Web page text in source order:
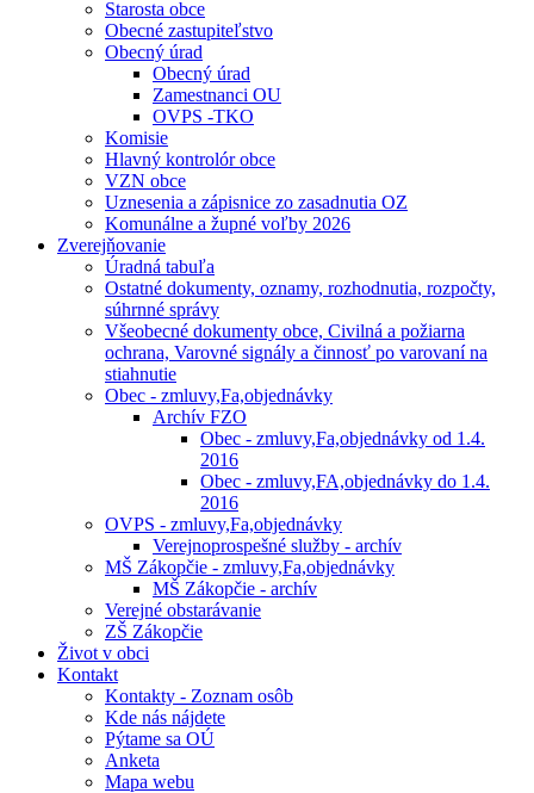
Starosta obce
Obecné zastupiteľstvo
Obecný úrad
Obecný úrad
Zamestnanci OU
OVPS -TKO
Komisie
Hlavný kontrolór obce
VZN obce
Uznesenia a zápisnice zo zasadnutia OZ
Komunálne a župné voľby 2026
Zverejňovanie
Úradná tabuľa
Ostatné dokumenty, oznamy, rozhodnutia, rozpočty,
súhrnné správy
Všeobecné dokumenty obce, Civilná a požiarna
ochrana, Varovné signály a činnosť po varovaní na
stiahnutie
Obec - zmluvy,Fa,objednávky
Archív FZO
Obec - zmluvy,Fa,objednávky od 1.4.
2016
Obec - zmluvy,FA,objednávky do 1.4.
2016
OVPS - zmluvy,Fa,objednávky
Verejnoprospešné služby - archív
MŠ Zákopčie - zmluvy,Fa,objednávky
MŠ Zákopčie - archív
Verejné obstarávanie
ZŠ Zákopčie
Život v obci
Kontakt
Kontakty - Zoznam osôb
Kde nás nájdete
Pýtame sa OÚ
Anketa
Mapa webu